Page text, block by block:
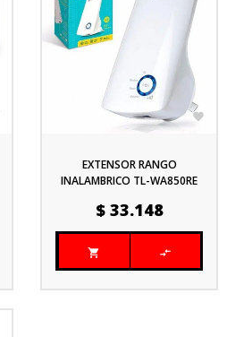

EXTENSOR RANGO
INALAMBRICO TL-WA850RE
Precio
$ 33.148
 